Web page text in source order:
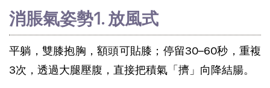
消脹氣姿勢1. 放風式
平躺，雙膝抱胸，額頭可貼膝；停留30–60秒，重複
3次，透過大腿壓腹，直接把積氣「擠」向降結腸。